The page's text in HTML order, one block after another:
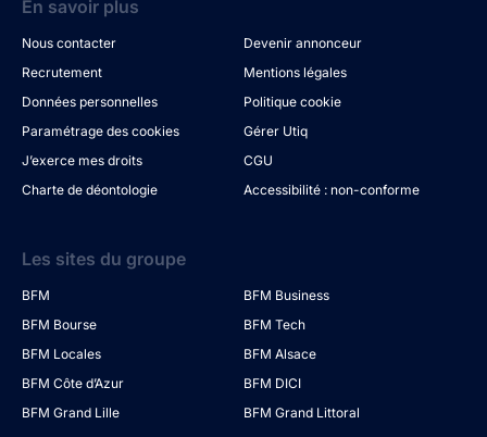
En savoir plus
Nous contacter
Devenir annonceur
Recrutement
Mentions légales
Données personnelles
Politique cookie
Paramétrage des cookies
Gérer Utiq
J’exerce mes droits
CGU
Charte de déontologie
Accessibilité : non-conforme
Les sites du groupe
BFM
BFM Business
BFM Bourse
BFM Tech
BFM Locales
BFM Alsace
BFM Côte d’Azur
BFM DICI
BFM Grand Lille
BFM Grand Littoral